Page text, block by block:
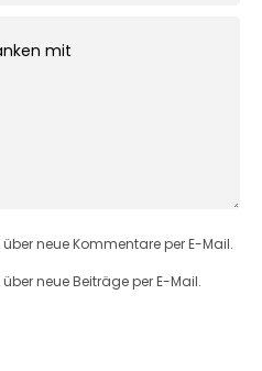
neue Kommentare per E-Mail.
neue Beiträge per E-Mail.